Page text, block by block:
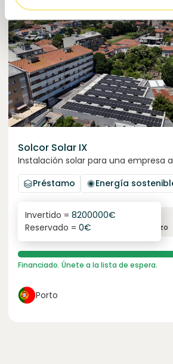
Financiado
Solcor Solar IX
Instalación solar para una empresa
Préstamo
Energía
6.1%
interés anual plazo
Invertido = 8200000€
Reservado = 0€
Financiado. Únete a la lista de espera.
Porto